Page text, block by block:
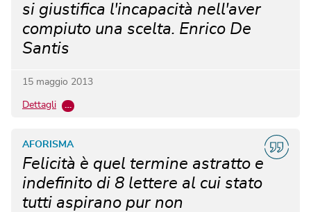
si giustifica l'incapacità nell'aver
compiuto una scelta. Enrico De
Santis
15 maggio 2013
Dettagli …
Felicità è quel termine astratto e
indefinito di 8 lettere al cui stato
tutti aspirano pur non
AFORISMA